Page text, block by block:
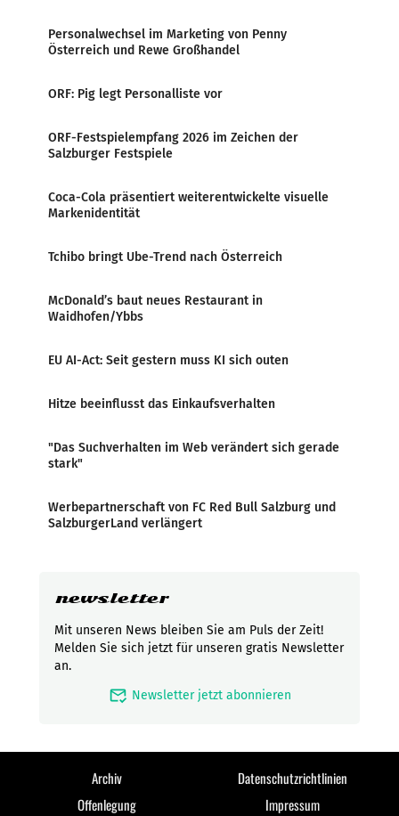
Personalwechsel im Marketing von Penny
Österreich und Rewe Großhandel
ORF: Pig legt Personalliste vor
ORF-Festspielempfang 2026 im Zeichen der
Salzburger Festspiele
Coca-Cola präsentiert weiterentwickelte visuelle
Markenidentität
Tchibo bringt Ube-Trend nach Österreich
McDonald’s baut neues Restaurant in
Waidhofen/Ybbs
EU AI-Act: Seit gestern muss KI sich outen
Hitze beeinflusst das Einkaufsverhalten
"Das Suchverhalten im Web verändert sich gerade
stark"
Werbepartnerschaft von FC Red Bull Salzburg und
SalzburgerLand verlängert
newsletter
Mit unseren News bleiben Sie am Puls der Zeit!
Melden Sie sich jetzt für unseren gratis Newsletter
an.
mark_email_read Newsletter jetzt abonnieren
Archiv
Datenschutzrichtlinien
Offenlegung
Impressum